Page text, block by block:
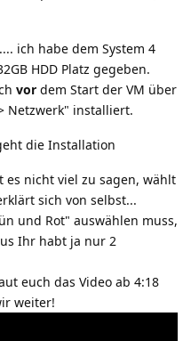
ich habe dem System 4
HDD Platz gegeben.
vor dem Start der VM über
Netzwerk" installiert.
die Installation
nicht viel zu sagen, wählt
sich von selbst...
und Rot" auswählen muss,
Ihr habt ja nur 2
euch das Video ab 4:18
weiter!